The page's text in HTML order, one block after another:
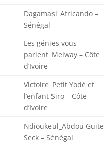
Dagamasi_Africando –
Sénégal
Les génies vous
parlent_Meiway – Côte
d’Ivoire
Victoire_Petit Yodé et
l’enfant Siro – Côte
d’Ivoire
Ndioukeul_Abdou Guite
Seck – Sénégal